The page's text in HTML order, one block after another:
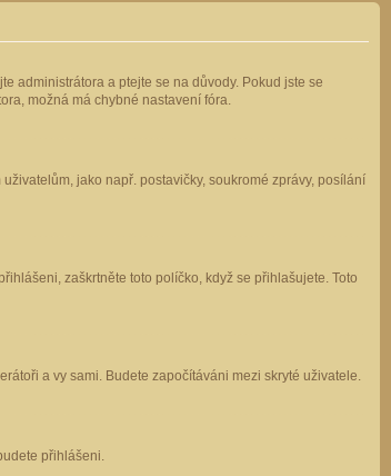
administrátora a ptejte se na důvody. Pokud jste se
možná má chybné nastavení fóra.
jako např. postavičky, soukromé zprávy, posílání
zaškrtněte toto políčko, když se přihlašujete. Toto
a vy sami. Budete započítáváni mezi skryté uživatele.
přihlášeni.